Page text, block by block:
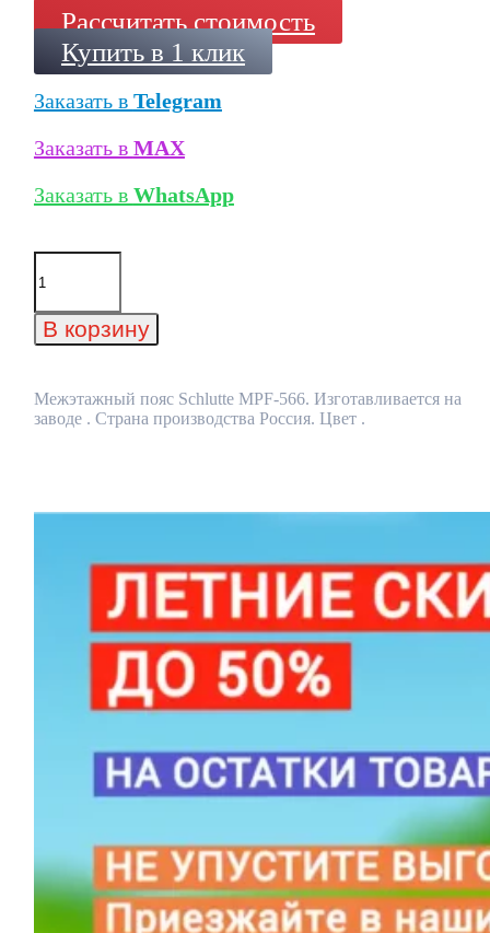
Рассчитать стоимость
Купить в 1 клик
Заказать в Telegram
Заказать в MAX
Заказать в WhatsApp
Количество
товара
пояс
Schlutte
В корзину
Межэтажный пояс Schlutte MPF-566. Изготавливается на
заводе . Страна производства Россия. Цвет .